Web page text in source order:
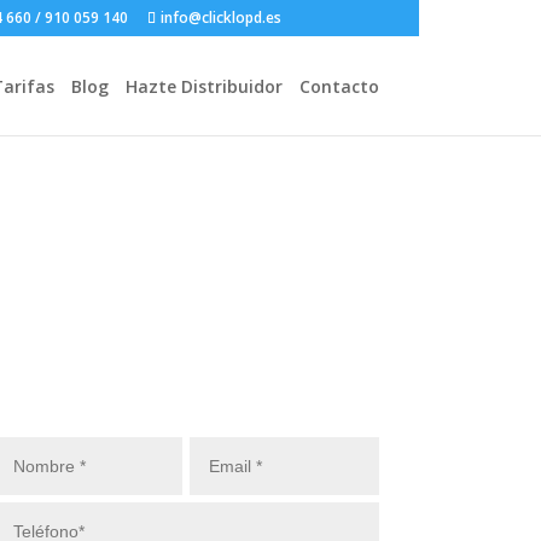
660 /910 059 140 info@clicklopd.es
Blog Hazte Distribuidor Contacto